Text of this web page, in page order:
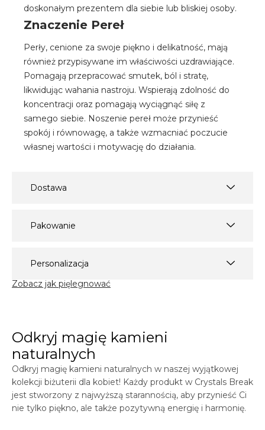
doskonałym prezentem dla siebie lub bliskiej osoby.
Znaczenie Pereł
Perły, cenione za swoje piękno i delikatność, mają
również przypisywane im właściwości uzdrawiające.
Pomagają przepracować smutek, ból i stratę,
likwidując wahania nastroju. Wspierają zdolność do
koncentracji oraz pomagają wyciągnąć siłę z
samego siebie. Noszenie pereł może przynieść
spokój i równowagę, a także wzmacniać poczucie
własnej wartości i motywację do działania.
Dostawa
Pakowanie
Personalizacja
Zobacz jak pięlegnować
Odkryj magię kamieni
naturalnych
Odkryj magię kamieni naturalnych w naszej wyjątkowej
kolekcji biżuterii dla kobiet! Każdy produkt w Crystals Break
jest stworzony z najwyższą starannością, aby przynieść Ci
nie tylko piękno, ale także pozytywną energię i harmonię.